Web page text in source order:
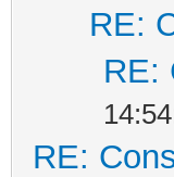
RE:
RE:
RE: